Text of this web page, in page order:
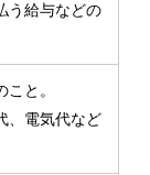
う給与などの
と。
、電気代など